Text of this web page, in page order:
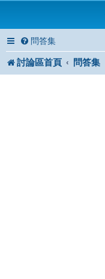
問答集
討論區首頁 問答集